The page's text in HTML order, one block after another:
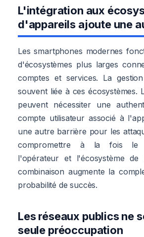
L'intégration aux
d'appareils ajoute une
Les smartphones modernes
d'écosystèmes plus larges
comptes et services. La
souvent liée à ces écosystèmes.
peuvent nécessiter une
compte utilisateur associé à
une autre barrière pour les
compromettre à la fois le
l'opérateur et l'écosystème de
combinaison augmente la
probabilité de succès.
Les réseaux publics ne
seule préoccupation